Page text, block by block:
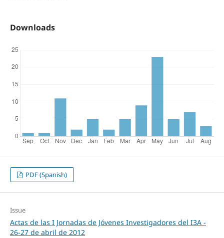
Downloads
PDF (Spanish)
Issue
Actas de las I Jornadas de Jóvenes Investigadores del I3A -
26‐27 de abril de 2012